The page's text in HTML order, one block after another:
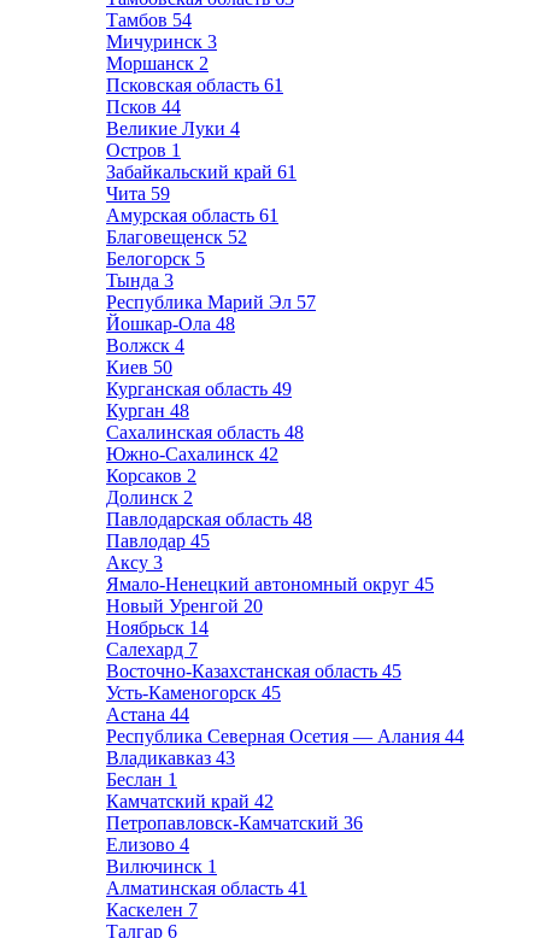
Тамбов 54
Мичуринск 3
Моршанск 2
Псковская область 61
Псков 44
Великие Луки 4
Остров 1
Забайкальский край 61
Чита 59
Амурская область 61
Благовещенск 52
Белогорск 5
Тында 3
Республика Марий Эл 57
Йошкар-Ола 48
Волжск 4
Киев 50
Курганская область 49
Курган 48
Сахалинская область 48
Южно-Сахалинск 42
Корсаков 2
Долинск 2
Павлодарская область 48
Павлодар 45
Аксу 3
Ямало-Ненецкий автономный округ 45
Новый Уренгой 20
Ноябрьск 14
Салехард 7
Восточно-Казахстанская область 45
Усть-Каменогорск 45
Астана 44
Республика Северная Осетия — Алания 44
Владикавказ 43
Беслан 1
Камчатский край 42
Петропавловск-Камчатский 36
Елизово 4
Вилючинск 1
Алматинская область 41
Каскелен 7
Талгар 6